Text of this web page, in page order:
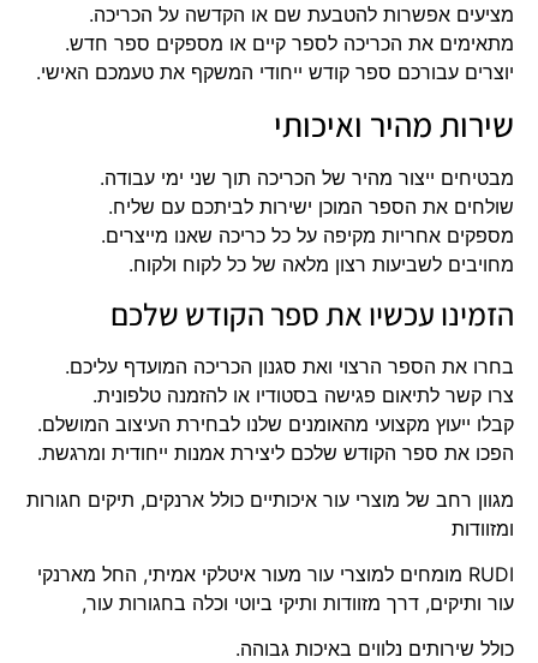
מציעים אפשרות להטבעת שם או הקדשה על הכריכה.
מתאימים את הכריכה לספר קיים או מספקים ספר חדש.
יוצרים עבורכם ספר קודש ייחודי המשקף את טעמכם האישי.
שירות מהיר ואיכותי
מבטיחים ייצור מהיר של הכריכה תוך שני ימי עבודה.
שולחים את הספר המוכן ישירות לביתכם עם שליח.
מספקים אחריות מקיפה על כל כריכה שאנו מייצרים.
מחויבים לשביעות רצון מלאה של כל לקוח ולקוח.
הזמינו עכשיו את ספר הקודש שלכם
בחרו את הספר הרצוי ואת סגנון הכריכה המועדף עליכם.
צרו קשר לתיאום פגישה בסטודיו או להזמנה טלפונית.
קבלו ייעוץ מקצועי מהאומנים שלנו לבחירת העיצוב המושלם.
הפכו את ספר הקודש שלכם ליצירת אמנות ייחודית ומרגשת.
מגוון רחב של מוצרי עור איכותיים כולל ארנקים, תיקים חגורות
ומזוודות
RUDI מומחים למוצרי עור מעור איטלקי אמיתי, החל מארנקי
עור ותיקים, דרך מזוודות ותיקי ביוטי וכלה בחגורות עור,
כולל שירותים נלווים באיכות גבוהה.